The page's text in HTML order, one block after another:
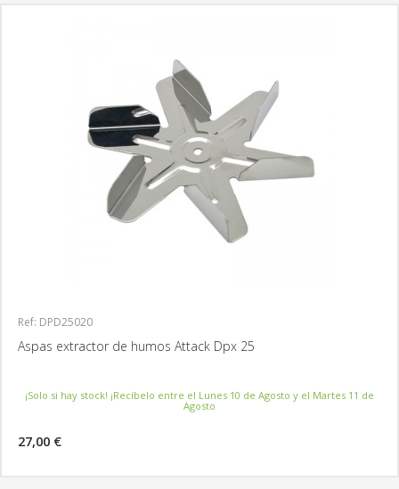
Ref: DPD25020
Aspas extractor de humos Attack Dpx 25
¡Solo si hay stock! ¡Recíbelo entre el Lunes 10 de Agosto y el Martes 11 de
Agosto
27,00 €